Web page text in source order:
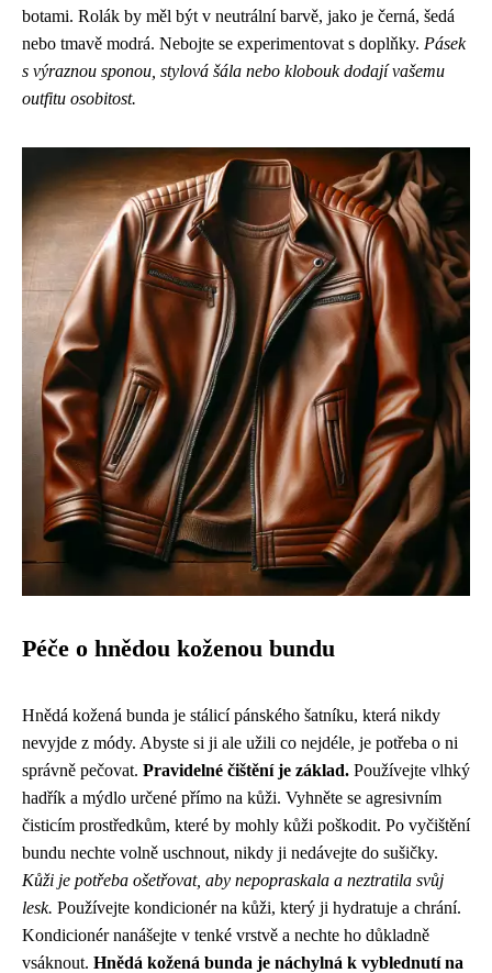
botami. Rolák by měl být v neutrální barvě, jako je černá, šedá
nebo tmavě modrá. Nebojte se experimentovat s doplňky. Pásek
s výraznou sponou, stylová šála nebo klobouk dodají vašemu
outfitu osobitost.
Péče o hnědou koženou bundu
Hnědá kožená bunda je stálicí pánského šatníku, která nikdy
nevyjde z módy. Abyste si ji ale užili co nejdéle, je potřeba o ni
správně pečovat. Pravidelné čištění je základ. Používejte vlhký
hadřík a mýdlo určené přímo na kůži. Vyhněte se agresivním
čisticím prostředkům, které by mohly kůži poškodit. Po vyčištění
bundu nechte volně uschnout, nikdy ji nedávejte do sušičky.
Kůži je potřeba ošetřovat, aby nepopraskala a neztratila svůj
lesk. Používejte kondicionér na kůži, který ji hydratuje a chrání.
Kondicionér nanášejte v tenké vrstvě a nechte ho důkladně
vsáknout. Hnědá kožená bunda je náchylná k vyblednutí na